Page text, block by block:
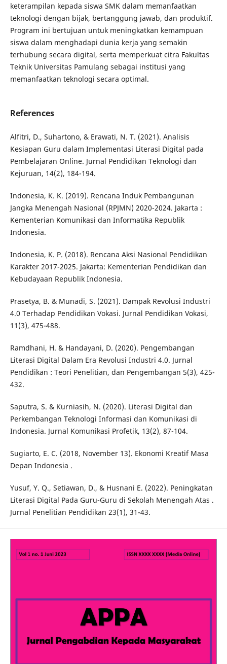
keterampilan kepada siswa SMK dalam memanfaatkan
teknologi dengan bijak, bertanggung jawab, dan produktif.
Program ini bertujuan untuk meningkatkan kemampuan
siswa dalam menghadapi dunia kerja yang semakin
terhubung secara digital, serta memperkuat citra Fakultas
Teknik Universitas Pamulang sebagai institusi yang
memanfaatkan teknologi secara optimal.
References
Alfitri, D., Suhartono, & Erawati, N. T. (2021). Analisis
Kesiapan Guru dalam Implementasi Literasi Digital pada
Pembelajaran Online. Jurnal Pendidikan Teknologi dan
Kejuruan, 14(2), 184-194.
Indonesia, K. K. (2019). Rencana Induk Pembangunan
Jangka Menengah Nasional (RPJMN) 2020-2024. Jakarta :
Kementerian Komunikasi dan Informatika Republik
Indonesia.
Indonesia, K. P. (2018). Rencana Aksi Nasional Pendidikan
Karakter 2017-2025. Jakarta: Kementerian Pendidikan dan
Kebudayaan Republik Indonesia.
Prasetya, B. & Munadi, S. (2021). Dampak Revolusi Industri
4.0 Terhadap Pendidikan Vokasi. Jurnal Pendidikan Vokasi,
11(3), 475-488.
Ramdhani, H. & Handayani, D. (2020). Pengembangan
Literasi Digital Dalam Era Revolusi Industri 4.0. Jurnal
Pendidikan : Teori Penelitian, dan Pengembangan 5(3), 425-
432.
Saputra, S. & Kurniasih, N. (2020). Literasi Digital dan
Perkembangan Teknologi Informasi dan Komunikasi di
Indonesia. Jurnal Komunikasi Profetik, 13(2), 87-104.
Sugiarto, E. C. (2018, November 13). Ekonomi Kreatif Masa
Depan Indonesia .
Yusuf, Y. Q., Setiawan, D., & Husnani E. (2022). Peningkatan
Literasi Digital Pada Guru-Guru di Sekolah Menengah Atas .
Jurnal Penelitian Pendidikan 23(1), 31-43.